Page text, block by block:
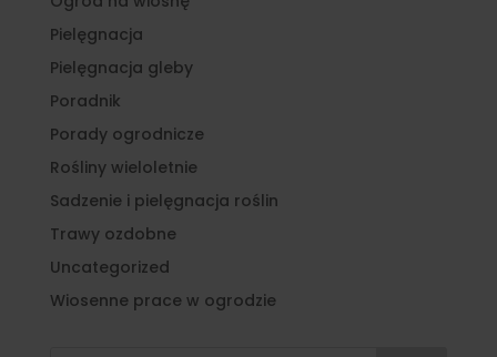
Pielęgnacja
Pielęgnacja gleby
Poradnik
Porady ogrodnicze
Rośliny wieloletnie
Sadzenie i pielęgnacja roślin
Trawy ozdobne
Uncategorized
Wiosenne prace w ogrodzie